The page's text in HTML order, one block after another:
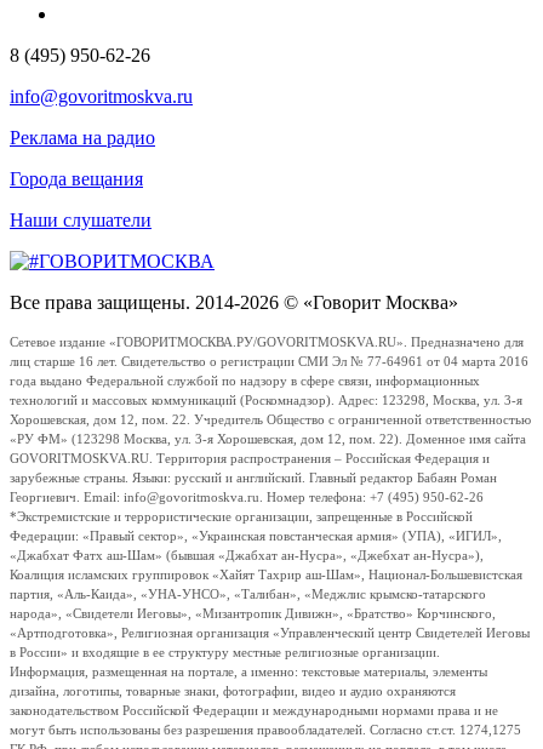
8 (495) 950-62-26
info@govoritmoskva.ru
Реклама на радио
Города вещания
Наши слушатели
Все права защищены. 2014-2026 © «Говорит Москва»
Сетевое издание «ГОВОРИТМОСКВА.РУ/GOVORITMOSKVA.RU». Предназначено для
лиц старше 16 лет. Свидетельство о регистрации СМИ Эл № 77-64961 от 04 марта 2016
года выдано Федеральной службой по надзору в сфере связи, информационных
технологий и массовых коммуникаций (Роскомнадзор). Адрес: 123298, Москва, ул. 3-я
Хорошевская, дом 12, пом. 22. Учредитель Общество с ограниченной ответственностью
«РУ ФМ» (123298 Москва, ул. 3-я Хорошевская, дом 12, пом. 22). Доменное имя сайта
GOVORITMOSKVA.RU. Территория распространения – Российская Федерация и
зарубежные страны. Языки: русский и английский. Главный редактор Бабаян Роман
Георгиевич. Email: info@govoritmoskva.ru. Номер телефона: +7 (495) 950-62-26
*Экстремистские и террористические организации, запрещенные в Российской
Федерации: «Правый сектор», «Украинская повстанческая армия» (УПА), «ИГИЛ»,
«Джабхат Фатх аш-Шам» (бывшая «Джабхат ан-Нусра», «Джебхат ан-Нусра»),
Коалиция исламских группировок «Хайят Тахрир аш-Шам», Национал-Большевистская
партия, «Аль-Каида», «УНА-УНСО», «Талибан», «Меджлис крымско-татарского
народа», «Свидетели Иеговы», «Мизантропик Дивижн», «Братство» Корчинского,
«Артподготовка», Религиозная организация «Управленческий центр Свидетелей Иеговы
в России» и входящие в ее структуру местные религиозные организации.
Информация, размещенная на портале, а именно: текстовые материалы, элементы
дизайна, логотипы, товарные знаки, фотографии, видео и аудио охраняются
законодательством Российской Федерации и международными нормами права и не
могут быть использованы без разрешения правообладателей. Согласно ст.ст. 1274,1275